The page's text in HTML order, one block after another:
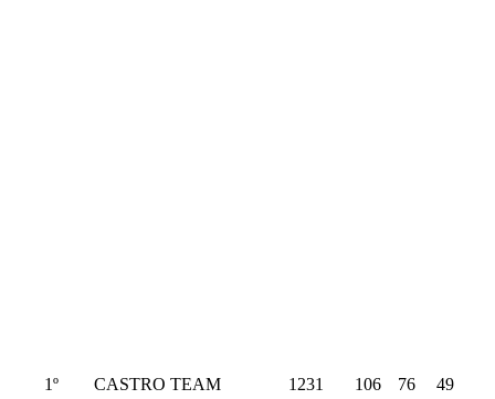
1º CASTRO TEAM 1231 106 76 49